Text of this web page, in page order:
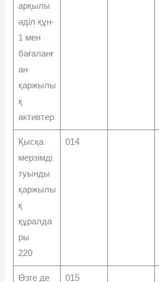
арқылы
әділ құн-
1 мен
бағаланғ
ан
қаржылы
қ
активтер
Қысқа
мерзімді
туынды
қаржылы
қ
құралда
ры
220
014
Өзге де 015